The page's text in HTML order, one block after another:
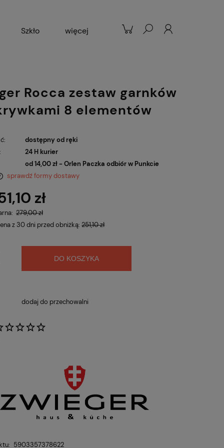
Szkło więcej
Rocca zestaw garnków
8 elementów
dostępny od ręki
24 H kurier
od 14,00 zł - Orlen Paczka odbiór w Punkcie
sprawdź formy dostawy
zł
279,00 zł
z 30 dni przed obniżką:251,10 zł
DO KOSZYKA
dodaj do przechowalni
5903357378622